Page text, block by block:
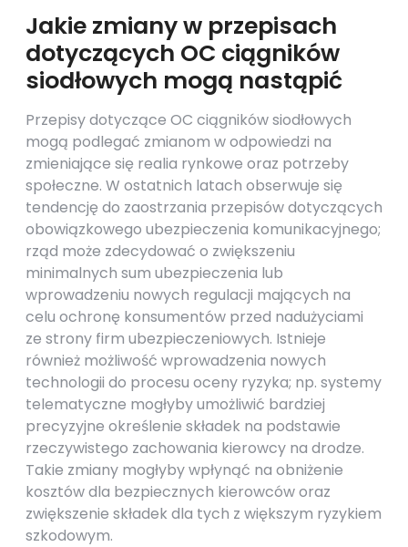
Jakie zmiany w przepisach
dotyczących OC ciągników
siodłowych mogą nastąpić
Przepisy dotyczące OC ciągników siodłowych
mogą podlegać zmianom w odpowiedzi na
zmieniające się realia rynkowe oraz potrzeby
społeczne. W ostatnich latach obserwuje się
tendencję do zaostrzania przepisów dotyczących
obowiązkowego ubezpieczenia komunikacyjnego;
rząd może zdecydować o zwiększeniu
minimalnych sum ubezpieczenia lub
wprowadzeniu nowych regulacji mających na
celu ochronę konsumentów przed nadużyciami
ze strony firm ubezpieczeniowych. Istnieje
również możliwość wprowadzenia nowych
technologii do procesu oceny ryzyka; np. systemy
telematyczne mogłyby umożliwić bardziej
precyzyjne określenie składek na podstawie
rzeczywistego zachowania kierowcy na drodze.
Takie zmiany mogłyby wpłynąć na obniżenie
kosztów dla bezpiecznych kierowców oraz
zwiększenie składek dla tych z większym ryzykiem
szkodowym.